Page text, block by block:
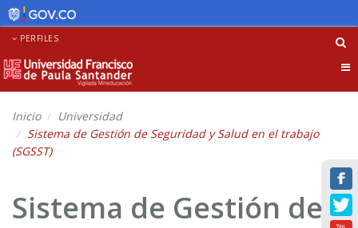
PERFILES
Inicio
Universidad
Sistema de Gestión de Seguridad y Salud en el trabajo
(SGSST)
Sistema de Gestión de